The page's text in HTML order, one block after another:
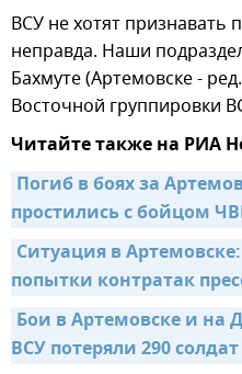
ВСУ не хотят признавать
неправда. Наши
Бахмуте (Артемовске -
Восточной группировки
Читайте также на РИА
Погиб в боях за
простились с бойцом
Ситуация в
попытки контратак
Бои в Артемовске и на
ВСУ потеряли 290 солдат